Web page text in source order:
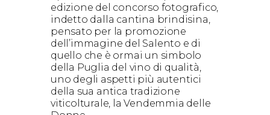
edizione del concorso fotografico,
indetto dalla cantina brindisina,
pensato per la promozione
dell’immagine del Salento e di
quello che è ormai un simbolo
della Puglia del vino di qualità,
uno degli aspetti più autentici
della sua antica tradizione
viticolturale, la Vendemmia delle